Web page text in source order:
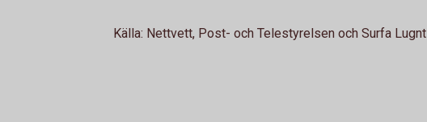
Källa: Nettvett, Post- och Telestyrelsen och Surfa Lugnt